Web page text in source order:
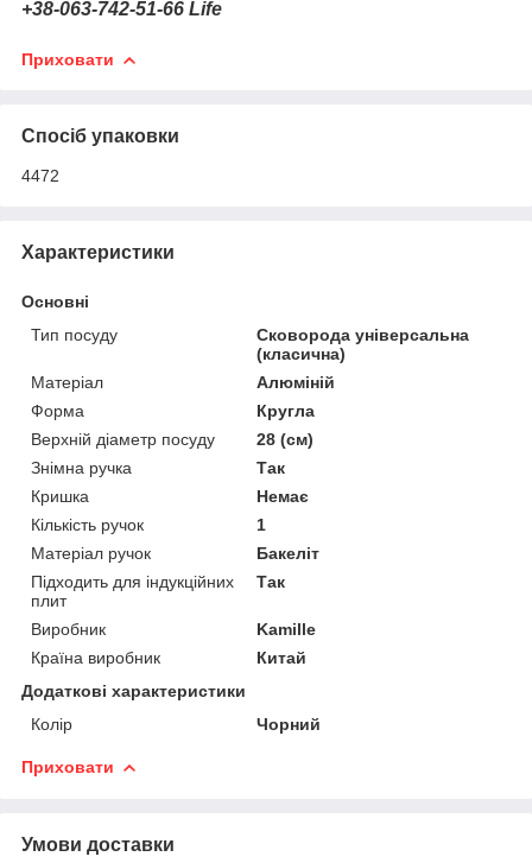
+38-063-742-51-66 Life
Приховати
Спосіб упаковки
4472
Характеристики
Основні
Тип посуду
Сковорода універсальна
(класична)
Матеріал
Алюміній
Форма
Кругла
Верхній діаметр посуду
28 (см)
Знімна ручка
Так
Кришка
Немає
Кількість ручок
1
Матеріал ручок
Бакеліт
Підходить для індукційних
плит
Так
Виробник
Kamille
Країна виробник
Китай
Додаткові характеристики
Колір
Чорний
Приховати
Умови доставки